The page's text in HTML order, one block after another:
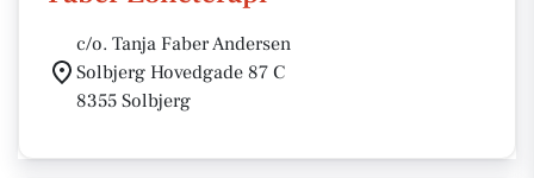
c/o. Tanja Faber Andersen
Solbjerg Hovedgade 87 C
8355 Solbjerg